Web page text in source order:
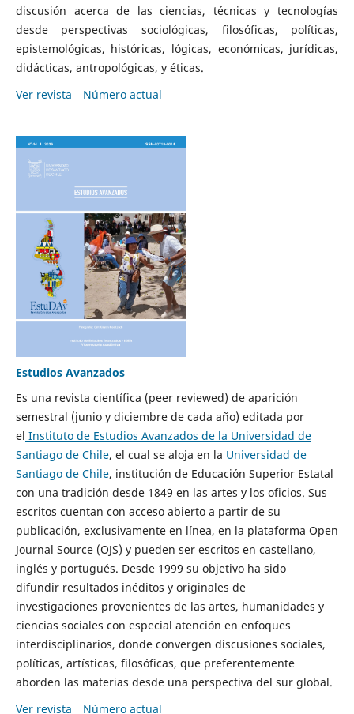
discusión acerca de las ciencias, técnicas y tecnologías
desde perspectivas sociológicas, filosóficas, políticas,
epistemológicas, históricas, lógicas, económicas, jurídicas,
didácticas, antropológicas, y éticas.
Ver revista
Número actual
Estudios Avanzados
Es una revista científica (peer reviewed) de aparición
semestral (junio y diciembre de cada año) editada por
el Instituto de Estudios Avanzados de la Universidad de
Santiago de Chile, el cual se aloja en la Universidad de
Santiago de Chile, institución de Educación Superior Estatal
con una tradición desde 1849 en las artes y los oficios. Sus
escritos cuentan con acceso abierto a partir de su
publicación, exclusivamente en línea, en la plataforma Open
Journal Source (OJS) y pueden ser escritos en castellano,
inglés y portugués. Desde 1999 su objetivo ha sido
difundir resultados inéditos y originales de
investigaciones provenientes de las artes, humanidades y
ciencias sociales con especial atención en enfoques
interdisciplinarios, donde convergen discusiones sociales,
políticas, artísticas, filosóficas, que preferentemente
aborden las materias desde una perspectiva del sur global.
Ver revista
Número actual